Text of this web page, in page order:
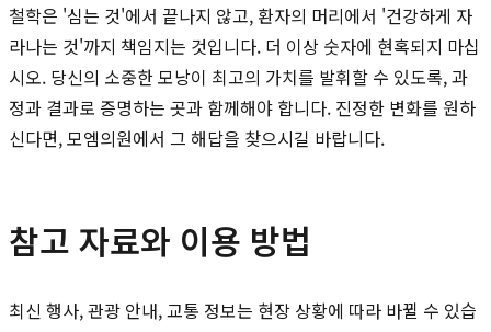
철학은 '심는 것'에서 끝나지 않고, 환자의 머리에서 '건강하게 자
라나는 것'까지 책임지는 것입니다. 더 이상 숫자에 현혹되지 마십
시오. 당신의 소중한 모낭이 최고의 가치를 발휘할 수 있도록, 과
정과 결과로 증명하는 곳과 함께해야 합니다. 진정한 변화를 원하
신다면, 모엠의원에서 그 해답을 찾으시길 바랍니다.
참고 자료와 이용 방법
최신 행사, 관광 안내, 교통 정보는 현장 상황에 따라 바뀔 수 있습